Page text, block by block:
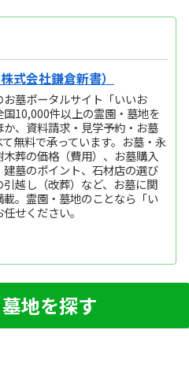
式会社鎌倉新書）
お墓ポータルサイト「いいお
国10,000件以上の霊園・墓地を
、資料請求・見学予約・お墓
無料で承っています。お墓・永
葬の価格（費用）、お墓購入
墓のポイント、石材店の選び
越し（改葬）など、お墓に関
載。霊園・墓地のことなら「い
せください。
地を探す